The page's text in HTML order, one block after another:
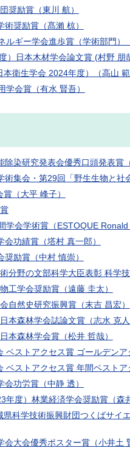
奨励賞（東川 航）
奨励賞（髙瀨 椋）
ルギー学会進歩賞（学術部門）
）日本木材学会論文賞 (村野 朋
衛生学会 2024年度）（高山 範
学会賞（有水 賢吾）
除染研究発表会優秀口頭発表賞
術集会・第29回「野生生物と社
（大平 峰子）
学会学術賞（ESTOQUE Ronald
功績賞（塔村 真一郎）
励賞（中村 慎崇）
分野の文部科学大臣表彰 科学
工学会奨励賞（遠藤 圭太）
自然史研究振興賞（末吉 昌宏）
本森林学会誌論文賞（志水 克人
本森林学会賞（松井 哲哉）
ベストアクセス賞 ゴールデンア
ベストアクセス賞 年間ベストア
功労賞（中静 透）
年度）林業経済学会奨励賞（森
県科学技術振興財団つくばサイ
会大会優秀ポスター賞（小井土